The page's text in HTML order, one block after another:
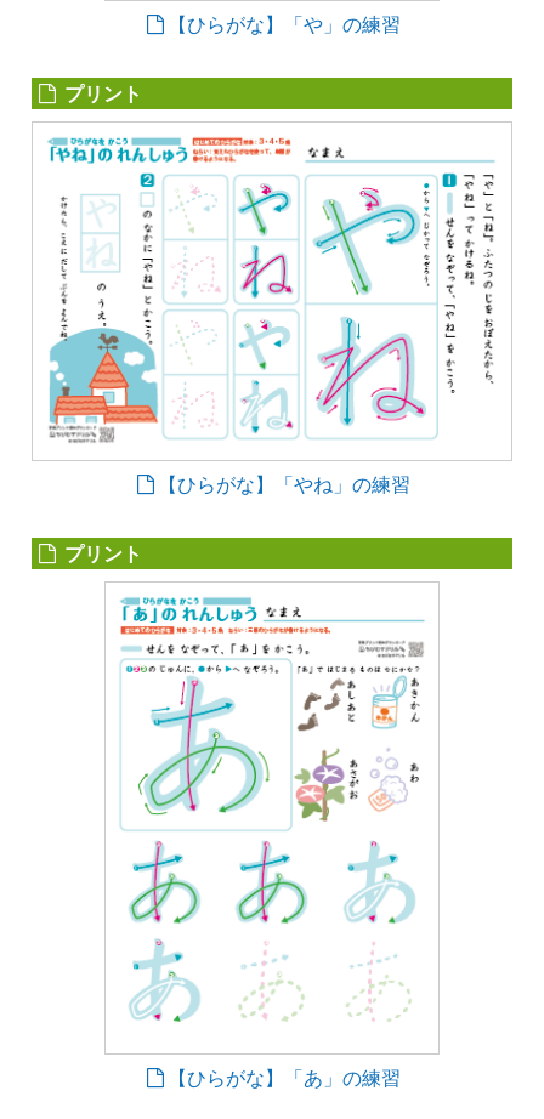
【ひらがな】「や」の練習
プリント
【ひらがな】「やね」の練習
プリント
【ひらがな】「あ」の練習